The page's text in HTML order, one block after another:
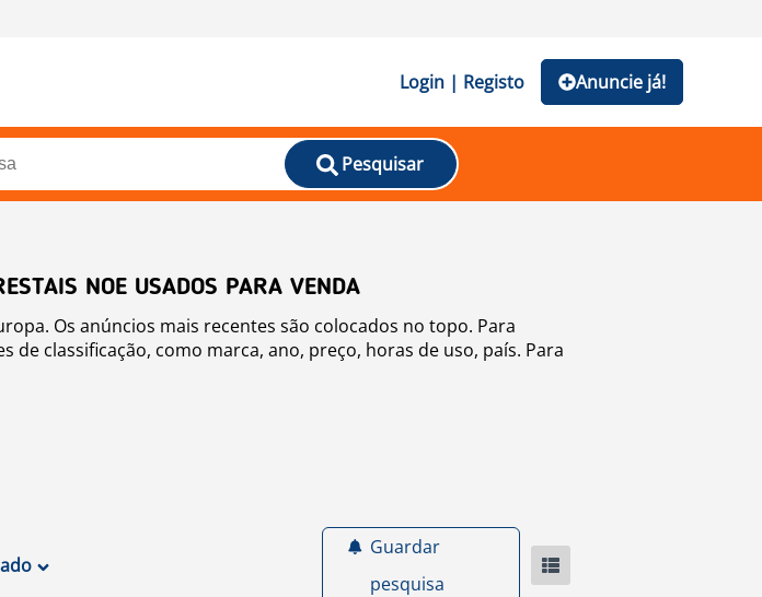
Login | Registo Anuncie já!
Pesquisar
NOE USADOS PARA VENDA
Os anúncios mais recentes são colocados no topo. Para
classificação, como marca, ano, preço, horas de uso, país. Para
Guardar
pesquisa